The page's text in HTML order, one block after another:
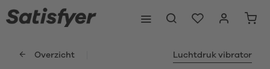
Overzicht Luchtdruk vibrator